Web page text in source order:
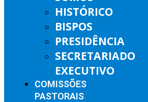
HISTÓRICO
BISPOS
PRESIDÊNCIA
SECRETARIADO
EXECUTIVO
COMISSÕES
PASTORAIS